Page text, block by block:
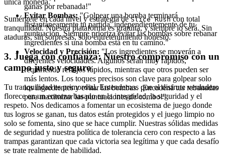
ganas por rebanada!"
Evitar Bombas: "Golpear una bomba terminará
instantáneamente tu partida, independientemente de tu
puntuación. Siempre prioriza evitar las bombas sobre rebanar
ingredientes si una bomba está en tu camino."
Velocidad y Precisión: "Los ingredientes se moverán a
diferentes velocidades. Algunos serán muy rápidos,
requiriendo reflejos rápidos, mientras que otros pueden ser
más lentos. Los toques precisos son clave para golpear solo
los ingredientes y evitar las bombas. ¡Encadena tus rebanadas
para maximizar las puntuaciones de combo!"
única moneda.
Sumérgete en cada nivel y estrategia deSlice Rushcon total
tranquilidad. Nuestra plataforma es gratuita, y siempre lo será. Sin
ataduras, sin sorpresas, solo entretenimiento honesto.
3. Juega con confianza: Nuestro compromiso con un
campo justo y seguro
Tu tranquilidad es primordial. Entendemos que el disfrute verdadero
florece en un entorno basado en la integridad, la seguridad y el
respeto. Nos dedicamos a fomentar un ecosistema de juego donde
tus logros se ganan, tus datos están protegidos y el juego limpio no
solo se fomenta, sino que se hace cumplir. Nuestras sólidas medidas
de seguridad y nuestra política de tolerancia cero con respecto a las
trampas garantizan que cada victoria sea legítima y que cada desafío
se trate realmente de habilidad.